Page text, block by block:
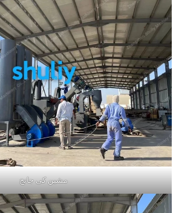
مشین کی جانچ